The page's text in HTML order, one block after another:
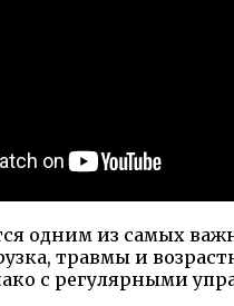
одним из самых
травмы и
с регулярными